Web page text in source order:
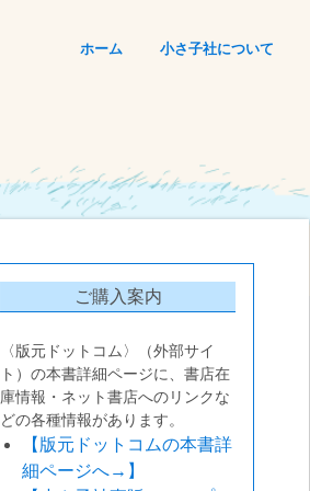
ホーム 小さ子社について
ご購入案内
〈版元ドットコム〉（外部サイ
ト）の本書詳細ページに、書店在
庫情報・ネット書店へのリンクな
どの各種情報があります。
【版元ドットコムの本書詳
細ページへ→】